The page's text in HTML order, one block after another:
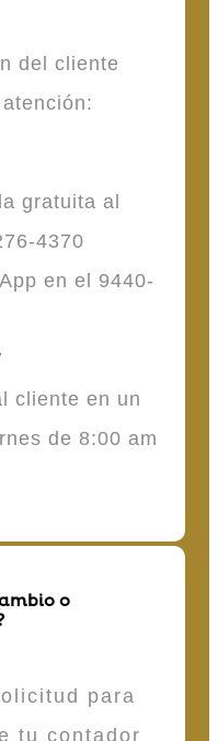
del cliente
gratuita al
4370
en el 9440-
cliente en un
de 8:00 am
o
para
tu contador